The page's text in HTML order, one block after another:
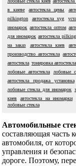
в киеве
автостекла цены
pilkington
автостекла xyg
иномарок автостекла оптом
для иномарок автостекла
на заказ
автостекла киев
производство автостекла
автостекла тонировка автостекла
лобовые автостекла
лобовые
автостекла продажа установка
лобовые стекла для иномарок
киев
автостекла на иномарки
лобовые стекла
Автомобильные
составляющая часть
автомобиля, от
управления и
дороге. Поэтому,